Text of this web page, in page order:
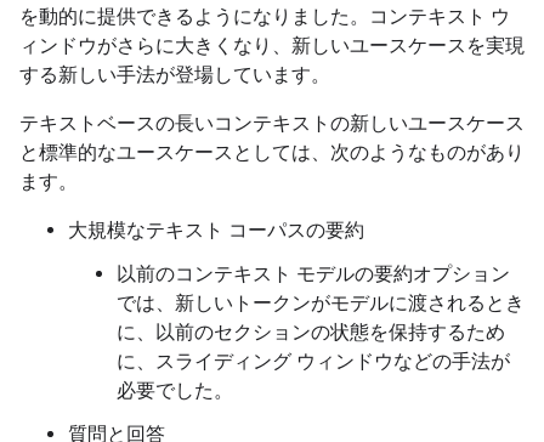
を動的に提供できるようになりました。コンテキスト ウ
ィンドウがさらに大きくなり、新しいユースケースを実現
する新しい手法が登場しています。
テキストベースの長いコンテキストの新しいユースケース
と標準的なユースケースとしては、次のようなものがあり
ます。
大規模なテキスト コーパスの要約
以前のコンテキスト モデルの要約オプション
では、新しいトークンがモデルに渡されるとき
に、以前のセクションの状態を保持するため
に、スライディング ウィンドウなどの手法が
必要でした。
質問と回答